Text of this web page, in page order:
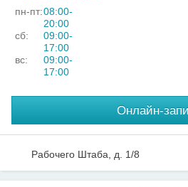
пн-пт:08:00-
20:00
сб:
09:00-
17:00
вс:
09:00-
17:00
Онлайн-
Рабочего Штаба, д. 1/8